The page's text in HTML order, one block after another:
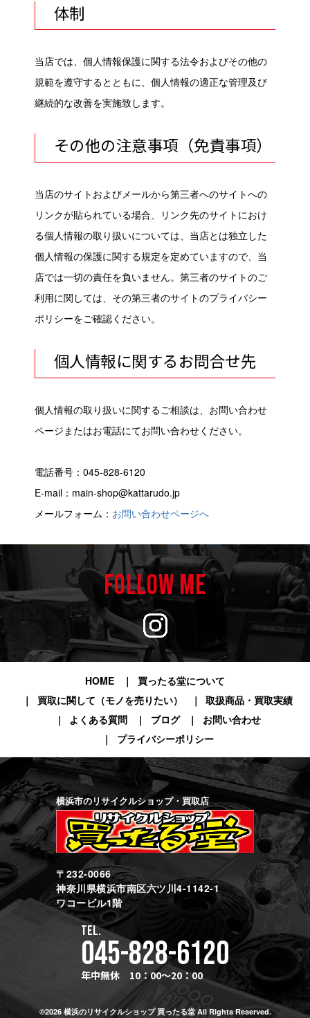
体制
当店では、個人情報保護に関する法令およびその他の
規範を遵守するとともに、個人情報の適正な管理及び
継続的な改善を実施致します。
その他の注意事項（免責事項）
当店のサイトおよびメールから第三者へのサイトへの
リンクが貼られている場合、リンク先のサイトにおけ
る個人情報の取り扱いについては、当店とは独立した
個人情報の保護に関する規定を定めていますので、当
店では一切の責任を負いません。第三者のサイトのご
利用に関しては、その第三者のサイトのプライバシー
ポリシーをご確認ください。
個人情報に関するお問合せ先
個人情報の取り扱いに関するご相談は、お問い合わせ
ページまたはお電話にてお問い合わせください。
電話番号：045-828-6120
E-mail：main-shop@kattarudo.jp
メールフォーム： お問い合わせページへ
FOLLOW ME
HOME
買ったる堂について
買取に関して（モノを売りたい）
取扱商品・買取実績
よくある質問
ブログ
お問い合わせ
プライバシーポリシー
横浜市のリサイクルショップ・買取店
〒232-0066
神奈川県横浜市南区六ツ川4-1142-1
ワコービル1階
TEL.
045-828-6120
年中無休 10：00～20：00
©2026 横浜のリサイクルショップ 買ったる堂 All Rights Reserved.